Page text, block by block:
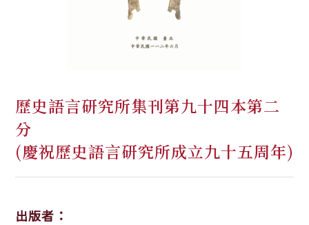
歷史語言研究所集刊第九十四本第二
分
(慶祝歷史語言研究所成立九十五周年)
出版者：